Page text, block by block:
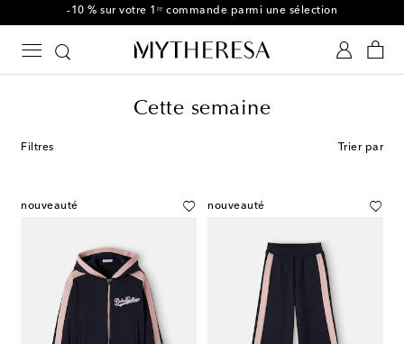
-10 % sur votre 1ʳᵉ commande parmi une sélection
Cette semaine
Filtres Trier par
nouveauté nouveauté